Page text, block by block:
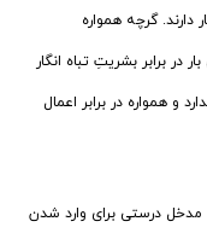
دارند. گرچه همواره
در برابر بشریتِ تباه انگار
همواره در برابر اعمال
درستی برای وارد شدن